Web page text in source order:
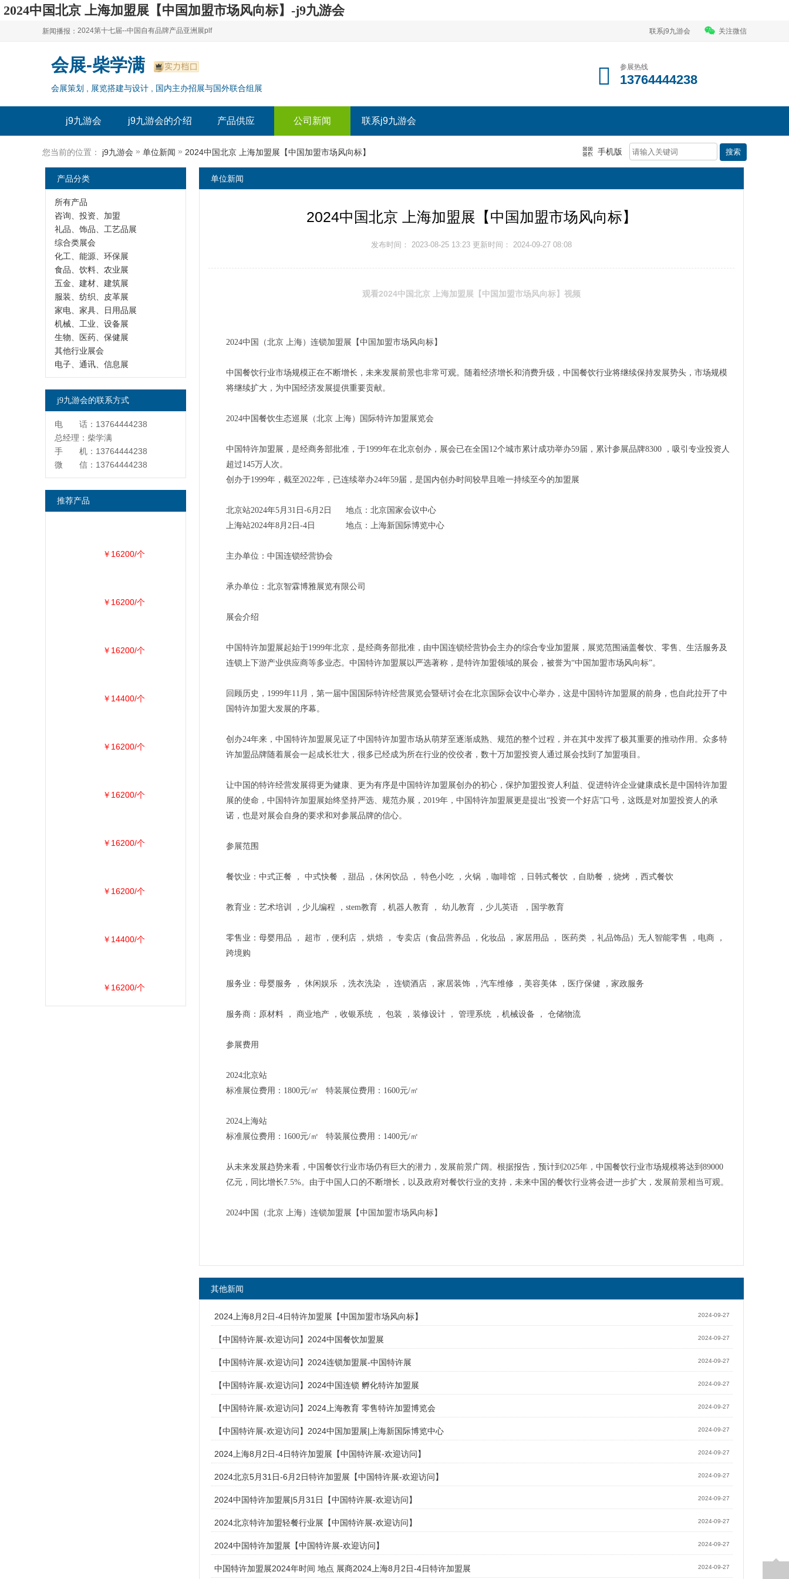
2024中国北京 上海加盟展【中国加盟市场风向标】-j9九游会
新闻播报：
2024上海自有品牌展--百货展|食品展 零售展|oem展
2024全球自有--品牌产品亚洲展（plf）
2024上海自有品牌展--2024上海oem 贴牌代加工展
2024第十七届--中国自有品牌产品亚洲展plf
2024全球自有--品牌产品亚洲展（plf）
2024年上海--第17届自有品牌展
联系j9九游会 关注微信
会展-柴学满
会展策划 , 展览搭建与设计 , 国内主办招展与国外联合组展
参展热线
13764444238
j9九游会 j9九游会的介绍 产品供应 公司新闻 联系j9九游会
您当前的位置： j9九游会 » 单位新闻 » 2024中国北京 上海加盟展【中国加盟市场风向标】 手机版
单位新闻
2024中国北京 上海加盟展【中国加盟市场风向标】
发布时间： 2023-08-25 13:23 更新时间： 2024-09-27 08:08
观看2024中国北京 上海加盟展【中国加盟市场风向标】视频
2024中国（北京 上海）连锁加盟展【中国加盟市场风向标】
中国餐饮行业市场规模正在不断增长，未来发展前景也非常可观。随着经济增长和消费升级，中国餐饮行业将继续保持发展势头，市场规模
将继续扩大，为中国经济发展提供重要贡献。
2024中国餐饮生态巡展（北京 上海）国际特许加盟展览会
中国特许加盟展，是经商务部批准，于1999年在北京创办，展会已在全国12个城市累计成功举办59届，累计参展品牌8300 ，吸引专业投资人
超过145万人次。
创办于1999年，截至2022年，已连续举办24年59届，是国内创办时间较早且唯一持续至今的加盟展
北京站2024年5月31日-6月2日 地点：北京国家会议中心
上海站2024年8月2日-4日 地点：上海新国际博览中心
主办单位：中国连锁经营协会
承办单位：北京智霖博雅展览有限公司
展会介绍
中国特许加盟展起始于1999年北京，是经商务部批准，由中国连锁经营协会主办的综合专业加盟展，展览范围涵盖餐饮、零售、生活服务及
连锁上下游产业供应商等多业态。中国特许加盟展以严选著称，是特许加盟领域的展会，被誉为“中国加盟市场风向标”。
回顾历史，1999年11月，第一届中国国际特许经营展览会暨研讨会在北京国际会议中心举办，这是中国特许加盟展的前身，也自此拉开了中
国特许加盟大发展的序幕。
创办24年来，中国特许加盟展见证了中国特许加盟市场从萌芽至逐渐成熟、规范的整个过程，并在其中发挥了极其重要的推动作用。众多特
许加盟品牌随着展会一起成长壮大，很多已经成为所在行业的佼佼者，数十万加盟投资人通过展会找到了加盟项目。
让中国的特许经营发展得更为健康、更为有序是中国特许加盟展创办的初心，保护加盟投资人利益、促进特许企业健康成长是中国特许加盟
展的使命，中国特许加盟展始终坚持严选、规范办展，2019年，中国特许加盟展更是提出“投资一个好店”口号，这既是对加盟投资人的承
诺，也是对展会自身的要求和对参展品牌的信心。
参展范围
餐饮业：中式正餐 ， 中式快餐 ，甜品 ，休闲饮品 ， 特色小吃 ，火锅 ，咖啡馆 ，日韩式餐饮 ，自助餐 ，烧烤 ，西式餐饮
教育业：艺术培训 ，少儿编程 ，stem教育 ，机器人教育 ， 幼儿教育 ，少儿英语 ，国学教育
零售业：母婴用品 ， 超市 ，便利店 ，烘焙 ， 专卖店（食品营养品 ，化妆品 ，家居用品 ， 医药类 ，礼品饰品）无人智能零售 ，电商 ，
跨境购
服务业：母婴服务 ， 休闲娱乐 ，洗衣洗染 ， 连锁酒店 ，家居装饰 ，汽车维修 ，美容美体 ，医疗保健 ，家政服务
服务商：原材料 ， 商业地产 ，收银系统 ， 包装 ，装修设计 ， 管理系统 ，机械设备 ， 仓储物流
参展费用
2024北京站
标准展位费用：1800元/㎡ 特装展位费用：1600元/㎡
2024上海站
标准展位费用：1600元/㎡ 特装展位费用：1400元/㎡
从未来发展趋势来看，中国餐饮行业市场仍有巨大的潜力，发展前景广阔。根据报告，预计到2025年，中国餐饮行业市场规模将达到89000
亿元，同比增长7.5%。由于中国人口的不断增长，以及政府对餐饮行业的支持，未来中国的餐饮行业将会进一步扩大，发展前景相当可观。
2024中国（北京 上海）连锁加盟展【中国加盟市场风向标】
其他新闻
2024上海8月2日-4日特许加盟展【中国加盟市场风向标】 2024-09-27
【中国特许展-欢迎访问】2024中国餐饮加盟展 2024-09-27
【中国特许展-欢迎访问】2024连锁加盟展-中国特许展 2024-09-27
【中国特许展-欢迎访问】2024中国连锁 孵化特许加盟展 2024-09-27
【中国特许展-欢迎访问】2024上海教育 零售特许加盟博览会 2024-09-27
【中国特许展-欢迎访问】2024中国加盟展|上海新国际博览中心 2024-09-27
2024上海8月2日-4日特许加盟展【中国特许展-欢迎访问】 2024-09-27
2024北京5月31日-6月2日特许加盟展【中国特许展-欢迎访问】 2024-09-27
2024中国特许加盟展|5月31日【中国特许展-欢迎访问】 2024-09-27
​2024北京特许加盟轻餐行业展【中国特许展-欢迎访问】 2024-09-27
2024中国特许加盟展【中国特许展-欢迎访问】 2024-09-27
中国特许加盟展2024年时间 地点 展商2024上海8月2日-4日特许加盟展 2024-09-27
产品分类
所有产品
咨询、投资、加盟
礼品、饰品、工艺品展
综合类展会
化工、能源、环保展
食品、饮料、农业展
五金、建材、建筑展
服装、纺织、皮革展
家电、家具、日用品展
机械、工业、设备展
生物、医药、保健展
其他行业展会
电子、通讯、信息展
j9九游会的联系方式
电 话：13764444238
总经理：柴学满
手 机：13764444238
微 信：13764444238
推荐产品
￥16200/个
￥16200/个
￥16200/个
￥14400/个
￥16200/个
￥16200/个
￥16200/个
￥16200/个
￥14400/个
￥16200/个